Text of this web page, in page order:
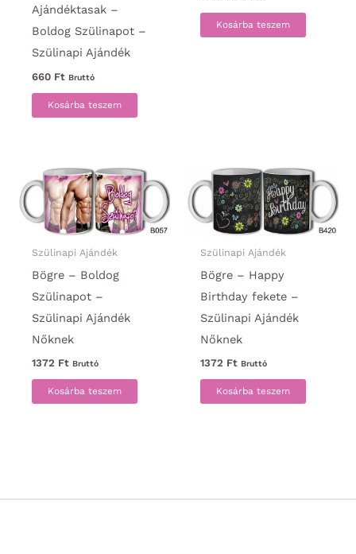
Ajándéktasak –
Boldog Szülinapot –
Szülinapi Ajándék
660 Ft Bruttó
Kosárba teszem
Kosárba teszem
Szülinapi Ajándék
Bögre – Boldog
Szülinapot –
Szülinapi Ajándék
Nőknek
1372 Ft Bruttó
Kosárba teszem
Szülinapi Ajándék
Bögre – Happy
Birthday fekete –
Szülinapi Ajándék
Nőknek
1372 Ft Bruttó
Kosárba teszem